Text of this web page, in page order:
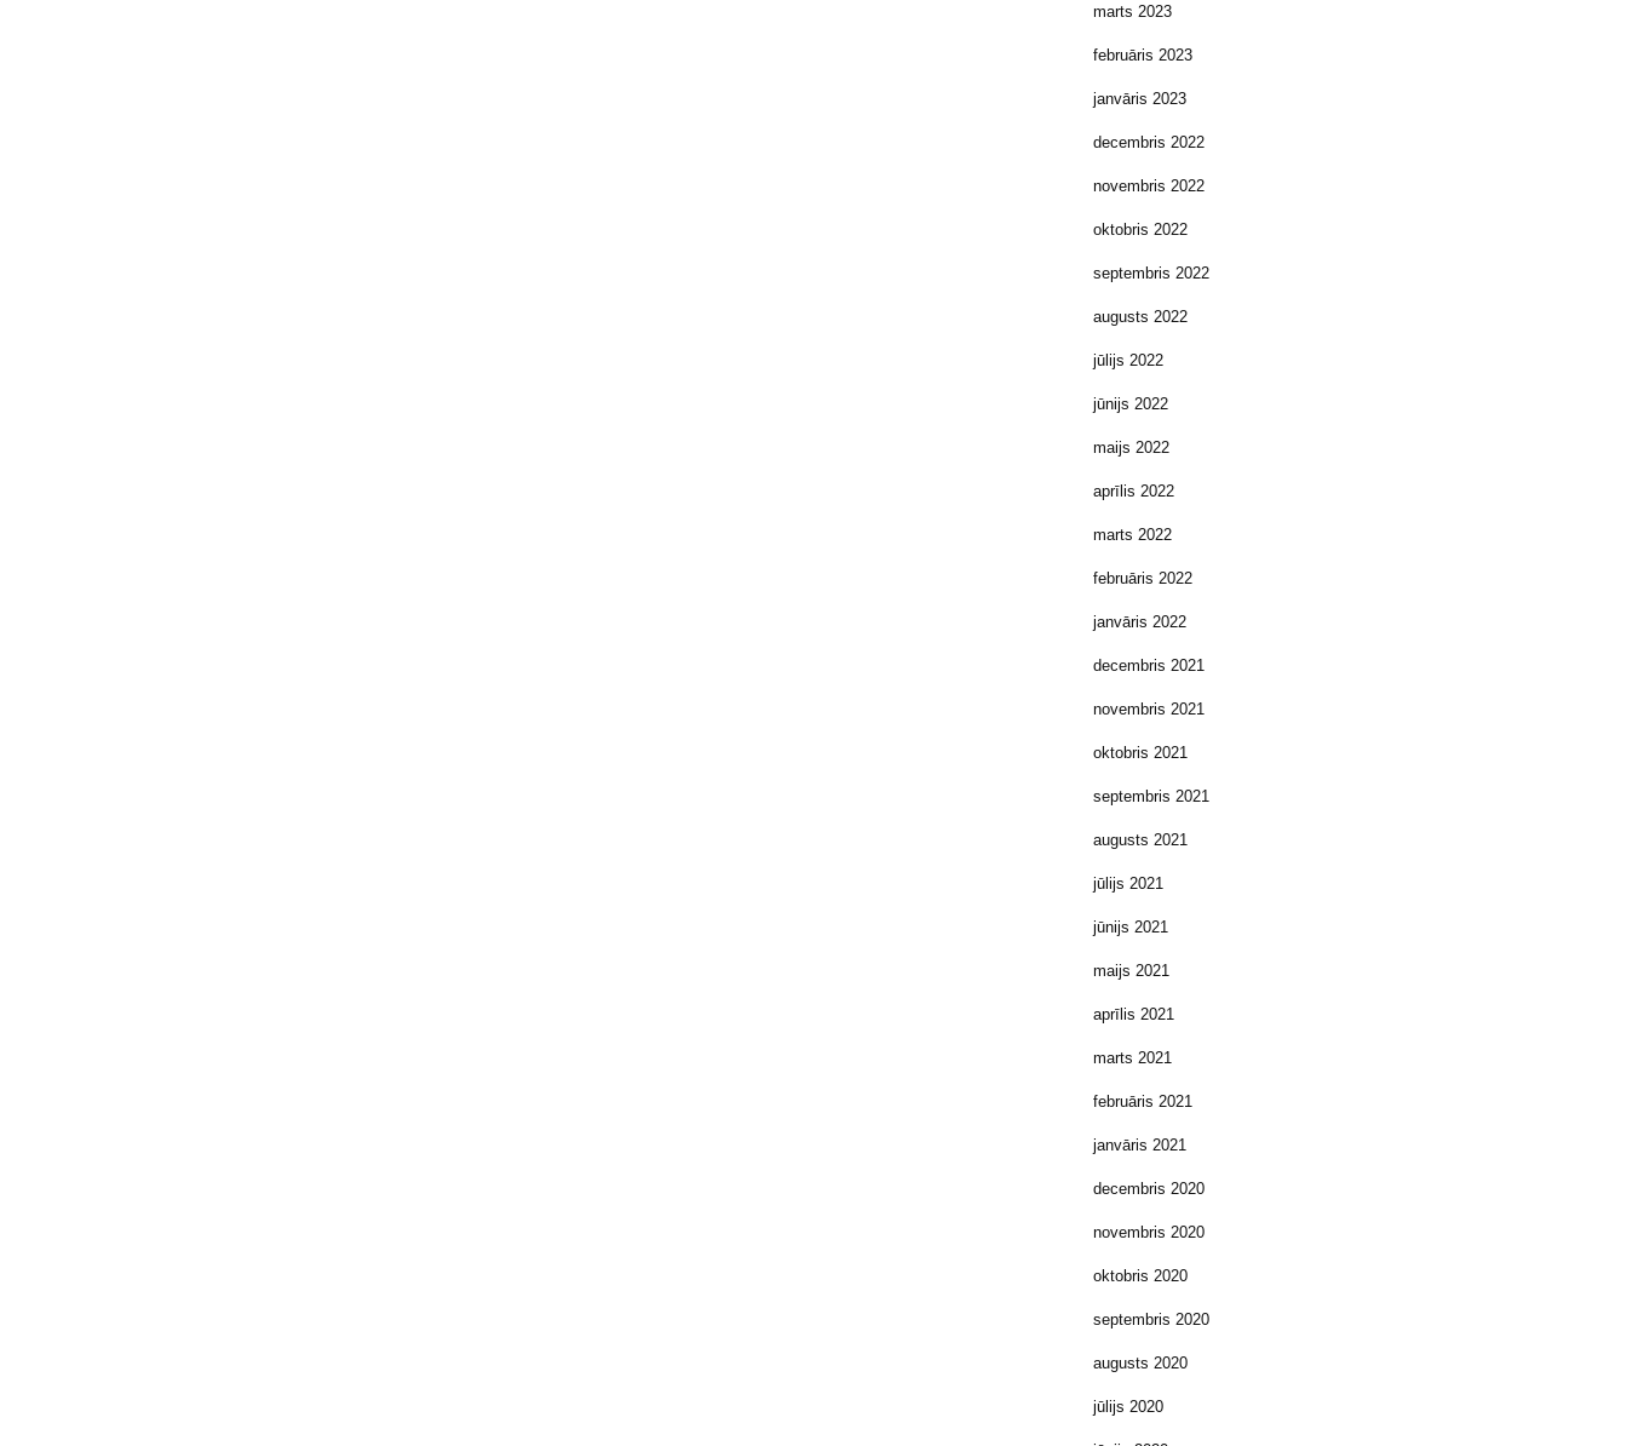
marts 2023
februāris 2023
janvāris 2023
decembris 2022
novembris 2022
oktobris 2022
septembris 2022
augusts 2022
jūlijs 2022
jūnijs 2022
maijs 2022
aprīlis 2022
marts 2022
februāris 2022
janvāris 2022
decembris 2021
novembris 2021
oktobris 2021
septembris 2021
augusts 2021
jūlijs 2021
jūnijs 2021
maijs 2021
aprīlis 2021
marts 2021
februāris 2021
janvāris 2021
decembris 2020
novembris 2020
oktobris 2020
septembris 2020
augusts 2020
jūlijs 2020